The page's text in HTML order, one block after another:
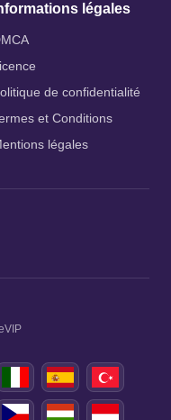
légales
de confidentialité
et Conditions
légales